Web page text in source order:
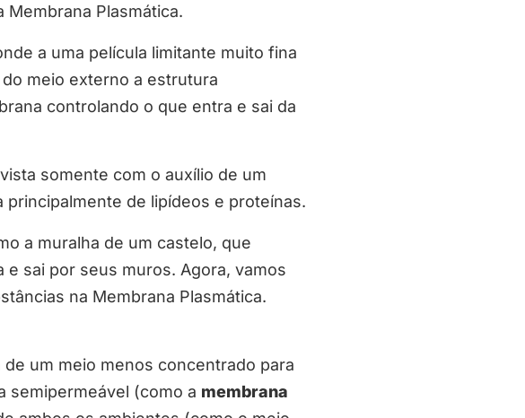
Plasmática.
a uma película limitante muito fina
meio externo a estrutura
controlando o que entra e sai da
somente com o auxílio de um
principalmente de lipídeos e proteínas.
a muralha de um castelo, que
sai por seus muros. Agora, vamos
na Membrana Plasmática.
de um meio menos concentrado para
semipermeável (como a membrana